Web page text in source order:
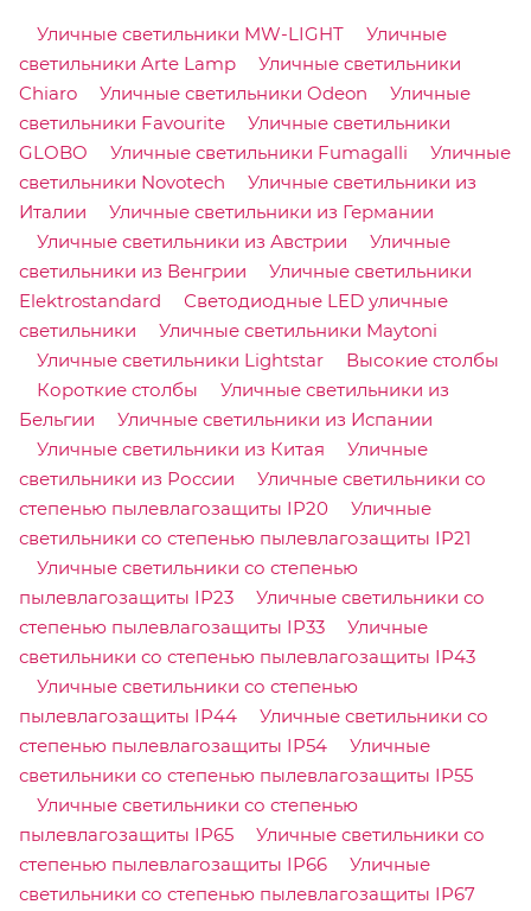
Уличные светильники MW-LIGHT
Уличные
светильники Arte Lamp
Уличные светильники
Chiaro
Уличные светильники Odeon
Уличные
светильники Favourite
Уличные светильники
GLOBO
Уличные светильники Fumagalli
Уличные
светильники Novotech
Уличные светильники из
Италии
Уличные светильники из Германии
Уличные светильники из Австрии
Уличные
светильники из Венгрии
Уличные светильники
Elektrostandard
Светодиодные LED уличные
светильники
Уличные светильники Maytoni
Уличные светильники Lightstar
Высокие столбы
Короткие столбы
Уличные светильники из
Бельгии
Уличные светильники из Испании
Уличные светильники из Китая
Уличные
светильники из России
Уличные светильники со
степенью пылевлагозащиты IP20
Уличные
светильники со степенью пылевлагозащиты IP21
Уличные светильники со степенью
пылевлагозащиты IP23
Уличные светильники со
степенью пылевлагозащиты IP33
Уличные
светильники со степенью пылевлагозащиты IP43
Уличные светильники со степенью
пылевлагозащиты IP44
Уличные светильники со
степенью пылевлагозащиты IP54
Уличные
светильники со степенью пылевлагозащиты IP55
Уличные светильники со степенью
пылевлагозащиты IP65
Уличные светильники со
степенью пылевлагозащиты IP66
Уличные
светильники со степенью пылевлагозащиты IP67